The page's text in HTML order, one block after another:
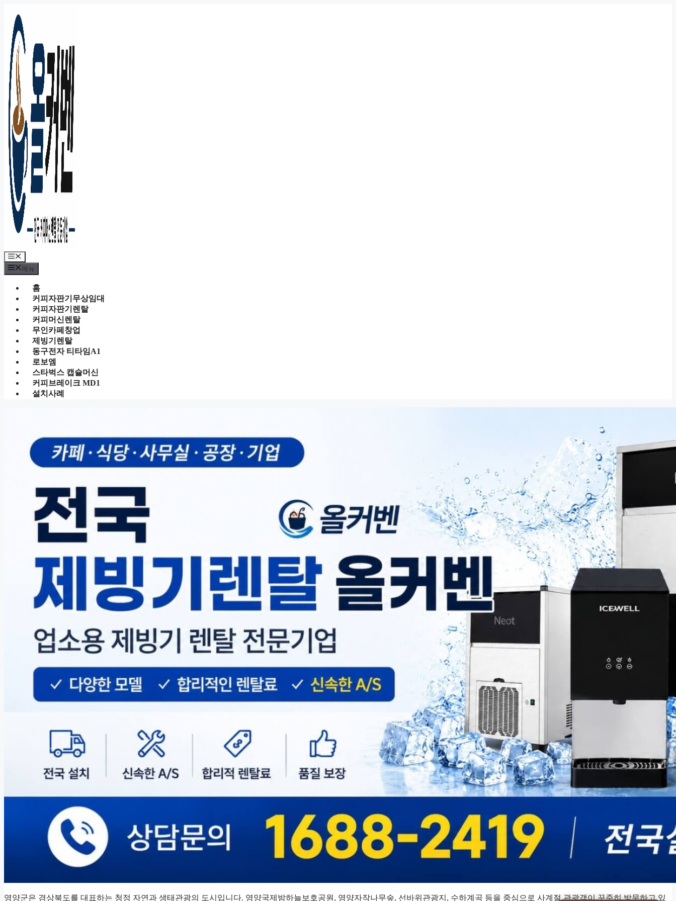
건
너
뛰
기
메
뉴
메뉴
홈
커피자판기무상임대
커피자판기렌탈
커피머신렌탈
무인카페창업
제빙기렌탈
동구전자 티타임A1
로보엠
스타벅스 캡슐머신
커피브레이크 MD1
설치사례
영양군은 경상북도를 대표하는 청정 자연과 생태관광의 도시입니다. 영양국제밤하늘보호공원, 영양자작나무숲, 선바위관광지, 수하계곡 등을 중심으로 사계절 관광객이 꾸준히 방문하고 있